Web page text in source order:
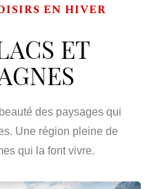
EN HIVER
ET
des paysages qui
Une région pleine de
qui la font vivre.